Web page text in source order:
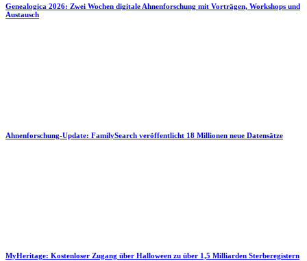
Genealogica 2026: Zwei Wochen digitale Ahnenforschung mit Vorträgen, Workshops und
Austausch
Ahnenforschung-Update: FamilySearch veröffentlicht 18 Millionen neue Datensätze
MyHeritage: Kostenloser Zugang über Halloween zu über 1,5 Milliarden Sterberegistern